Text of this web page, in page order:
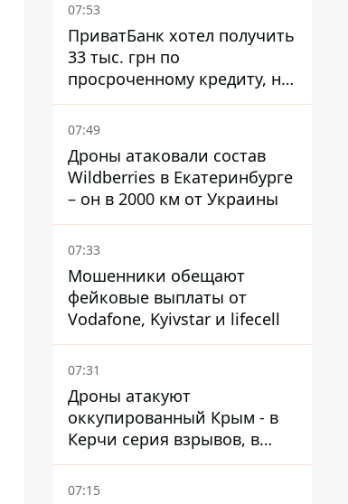
07:53
ПриватБанк хотел получить
33 тыс. грн по
просроченному кредиту, но
суд взыскал с должницы
только 22 тыс. грн
07:49
Дроны атаковали состав
Wildberries в Екатеринбурге
– он в 2000 км от Украины
07:33
Мошенники обещают
фейковые выплаты от
Vodafone, Kyivstar и lifecell
07:31
Дроны атакуют
оккупированный Крым - в
Керчи серия взрывов, в
Феодосии пожар
07:15